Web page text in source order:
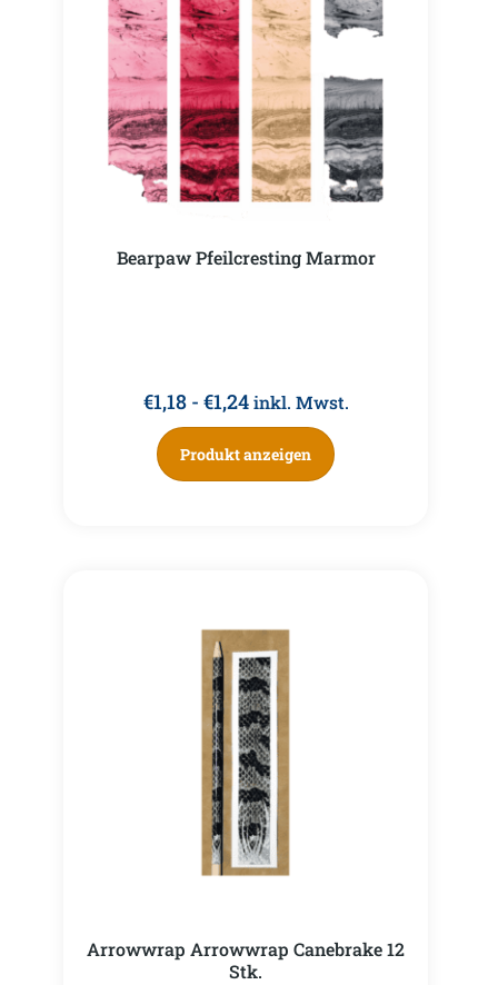
Bearpaw Pfeilcresting Marmor
€1,18- €1,24 inkl. Mwst.
Produkt anzeigen
Arrowwrap Arrowwrap Canebrake 12
Stk.